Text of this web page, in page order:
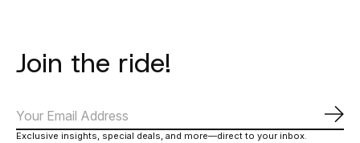
Join the ride!
Exclusive insights, special deals, and more—direct to your inbox.